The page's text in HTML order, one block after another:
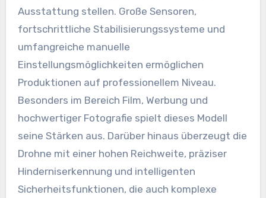
Ausstattung stellen. Große Sensoren,
fortschrittliche Stabilisierungssysteme und
umfangreiche manuelle
Einstellungsmöglichkeiten ermöglichen
Produktionen auf professionellem Niveau.
Besonders im Bereich Film, Werbung und
hochwertiger Fotografie spielt dieses Modell
seine Stärken aus. Darüber hinaus überzeugt die
Drohne mit einer hohen Reichweite, präziser
Hinderniserkennung und intelligenten
Sicherheitsfunktionen, die auch komplexe